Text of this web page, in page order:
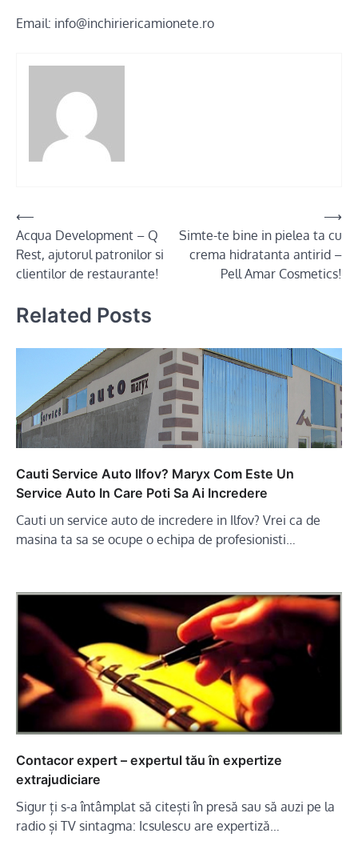
Email: info@inchiriericamionete.ro
Post
navigation
⟵
Acqua Development – Q
Rest, ajutorul patronilor si
clientilor de restaurante!
Simte-te bine in pielea ta cu
crema hidratanta antirid –
Pell Amar Cosmetics!
⟶
Related Posts
Cauti Service Auto Ilfov? Maryx Com Este Un
Service Auto In Care Poti Sa Ai Incredere
Cauti un service auto de incredere in Ilfov? Vrei ca de
masina ta sa se ocupe o echipa de profesionisti…
Contacor expert – expertul tău în expertize
extrajudiciare
Sigur ți s-a întâmplat să citești în presă sau să auzi pe la
radio și TV sintagma: Icsulescu are expertiză…